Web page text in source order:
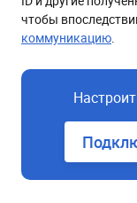
чтобы
коммуникацию.